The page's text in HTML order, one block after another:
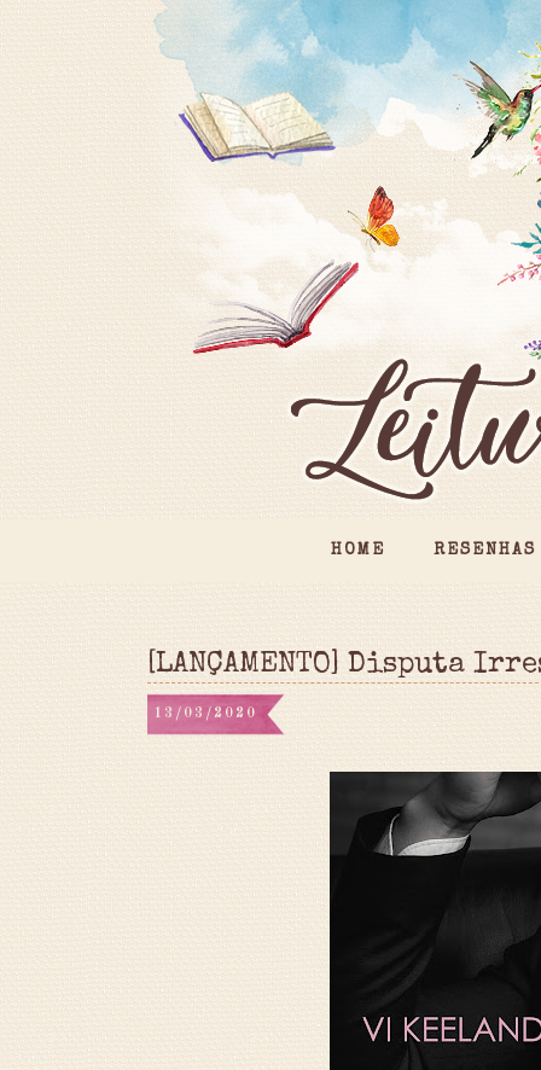
HOME RESENHAS
[LANÇAMENTO] Disputa
13/03/2020